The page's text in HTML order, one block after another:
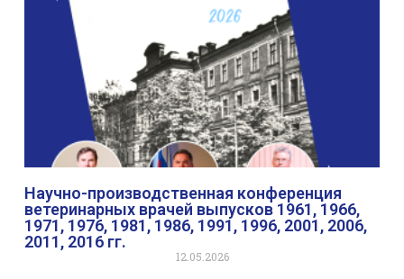
Научно-производственная конференция
ветеринарных врачей выпусков 1961, 1966,
1971, 1976, 1981, 1986, 1991, 1996, 2001, 2006,
2011, 2016 гг.
12.05.2026